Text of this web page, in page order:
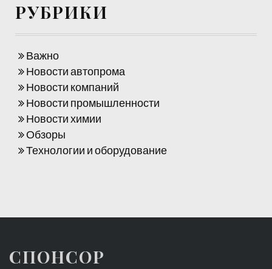
РУБРИКИ
Важно
Новости автопрома
Новости компаний
Новости промышленности
Новости химии
Обзоры
Технологии и оборудование
СПОНСОР